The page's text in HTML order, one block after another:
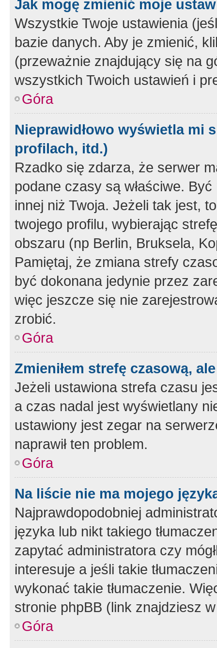
Jak mogę zmienić moje
Wszystkie Twoje ustawienia
bazie danych. Aby je zmienić,
(przeważnie znajdujący się na
wszystkich Twoich ustawień i
Góra
Nieprawidłowo wyświetla mi
profilach, itd.)
Rzadko się zdarza, że serwer
podane czasy są właściwe.
innej niż Twoja. Jeżeli tak jest,
twojego profilu, wybierając
obszaru (np Berlin, Bruksela,
Pamiętaj, że zmiana strefy
być dokonana jedynie przez
więc jeszcze się nie
zrobić.
Góra
Zmieniłem strefę czasową,
Jeżeli ustawiona strefa czasu
a czas nadal jest wyświetlany
ustawiony jest zegar na
naprawił ten problem.
Góra
Na liście nie ma mojego
Najprawdopodobniej
języka lub nikt takiego
zapytać administratora czy
interesuje a jeśli takie
wykonać takie tłumaczenie.
stronie phpBB (link znajdziesz
Góra